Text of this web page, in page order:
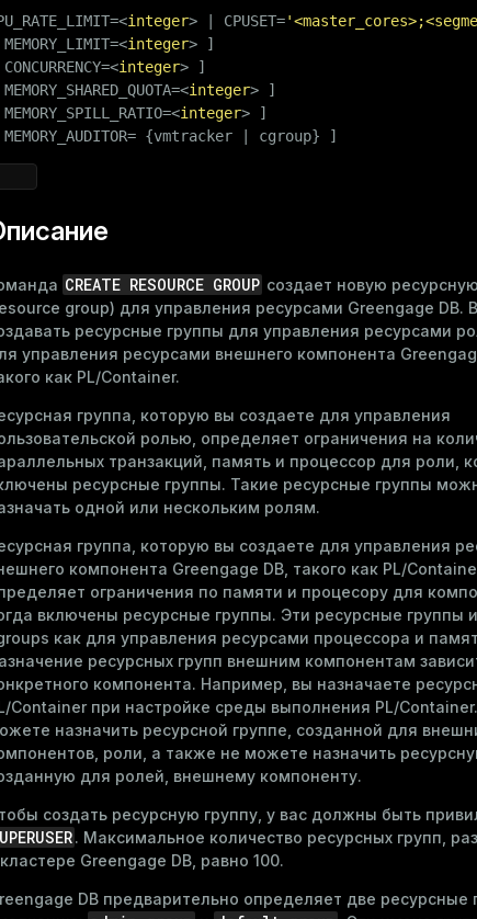
integer> | CPUSET=
integer> ]
integer> ]
integer> ]
integer> ]
{vmtracker | cgroup} ]
CREATE RESOURCE GROUP создает новую
group) для управления ресурсами Greengage DB.
ресурсные группы для управления ресурсами
управления ресурсами внешнего компонента
как PL/Container.
группа, которую вы создаете для управления
ролью, определяет ограничения на
транзакций, память и процессор для роли,
ресурсные группы. Такие ресурсные группы
одной или нескольким ролям.
группа, которую вы создаете для управления
компонента Greengage DB, такого как PL/
ограничения по памяти и процесору для
включены ресурсные группы. Эти ресурсные группы
как для управления ресурсами процессора и
ресурсных групп внешним компонентам
компонента. Например, вы назначаете
Container при настройке среды выполнения PL/
назначить ресурсной группе, созданной для
роли, а также не можете назначить
для ролей, внешнему компоненту.
создать ресурсную группу, у вас должны быть
. Максимальное количество ресурсных групп,
Greengage DB, равно 100.
DB предварительно определяет две ресурсные